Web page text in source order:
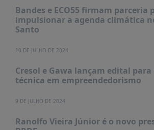
PRÊMIO
ABDE-
BID
ABDE
JORNALISMO
+
CONTATO
Bandes e ECO55 firmam parceria
impulsionar a agenda climática
Santo
10 DE JULHO DE 2024
Cresol e Gawa lançam edital
técnica em empreendedorismo
9 DE JULHO DE 2024
Ranolfo Vieira Júnior é o novo